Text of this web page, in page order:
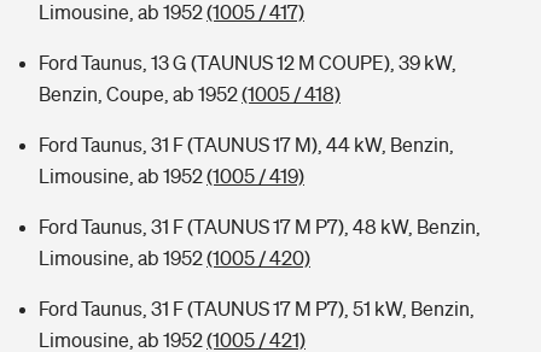
Limousine, ab 1952(1005 / 417)
Ford Taunus, 13 G (TAUNUS 12 M COUPE), 39 kW,
Benzin, Coupe, ab 1952(1005 / 418)
Ford Taunus, 31 F (TAUNUS 17 M), 44 kW, Benzin,
Limousine, ab 1952(1005 / 419)
Ford Taunus, 31 F (TAUNUS 17 M P7), 48 kW, Benzin,
Limousine, ab 1952(1005 / 420)
Ford Taunus, 31 F (TAUNUS 17 M P7), 51 kW, Benzin,
Limousine, ab 1952(1005 / 421)